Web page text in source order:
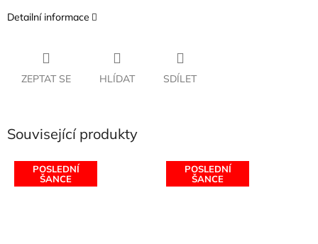
Detailní informace
ZEPTAT SE HLÍDAT SDÍLET
Související produkty
POSLEDNÍ
ŠANCE
POSLEDNÍ
ŠANCE